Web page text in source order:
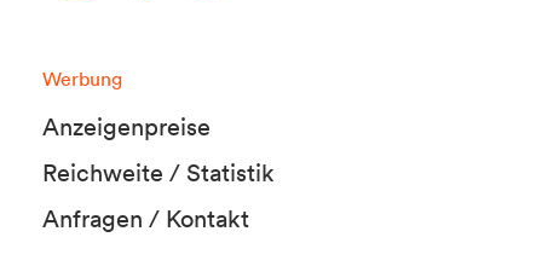
Werbung
Anzeigenpreise
Reichweite / Statistik
Anfragen / Kontakt